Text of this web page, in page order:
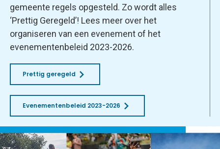
gemeente regels opgesteld. Zo wordt alles
‘Prettig Geregeld’! Lees meer over het
organiseren van een evenement of het
evenementenbeleid 2023-2026.
Prettig geregeld
Evenementenbeleid 2023-2026